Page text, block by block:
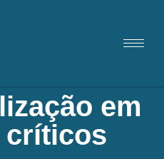
em
críticos